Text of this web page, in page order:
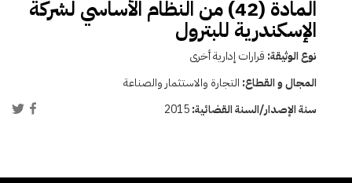
المادة (42) من النظام الأساسي لشركة
الإسكندرية للبترول
نوع الوثيقة: قرارات إدارية أخرى
المجال و القطاع: التجارة والاستثمار والصناعة
سنة الإصدار/السنة القضائية:2015